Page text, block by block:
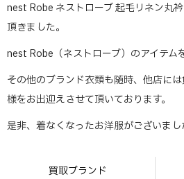
nest Robe ネストローブ 起毛リネン丸
頂きました。
nest Robe（ネストローブ）のアイテム
その他のブランド衣類も随時、他店に
様をお出迎えさせて頂いております。
是非、着なくなったお洋服がございまし
買取ブランド